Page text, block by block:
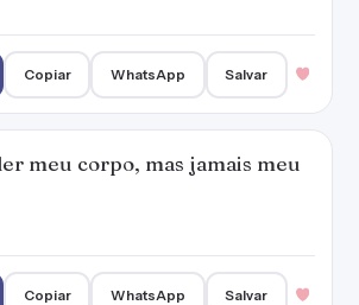
Copiar WhatsApp Salvar
meu corpo, mas jamais meu
Copiar WhatsApp Salvar